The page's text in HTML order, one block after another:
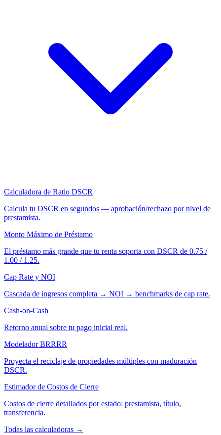
Calculadora de Ratio DSCR
Calcula tu DSCR en segundos — aprobación/rechazo por nivel de
prestamista.
Monto Máximo de Préstamo
El préstamo más grande que tu renta soporta con DSCR de 0.75 /
1.00 / 1.25.
Cap Rate y NOI
Cascada de ingresos completa → NOI → benchmarks de cap rate.
Cash-on-Cash
Retorno anual sobre tu pago inicial real.
Modelador BRRRR
Proyecta el reciclaje de propiedades múltiples con maduración
DSCR.
Estimador de Costos de Cierre
Costos de cierre detallados por estado: prestamista, título,
transferencia.
Todas las calculadoras →